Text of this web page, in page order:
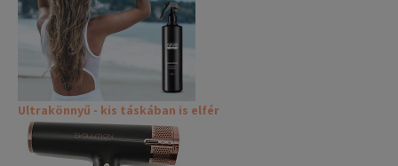
Ultrakönnyű - kis táskában is elfér